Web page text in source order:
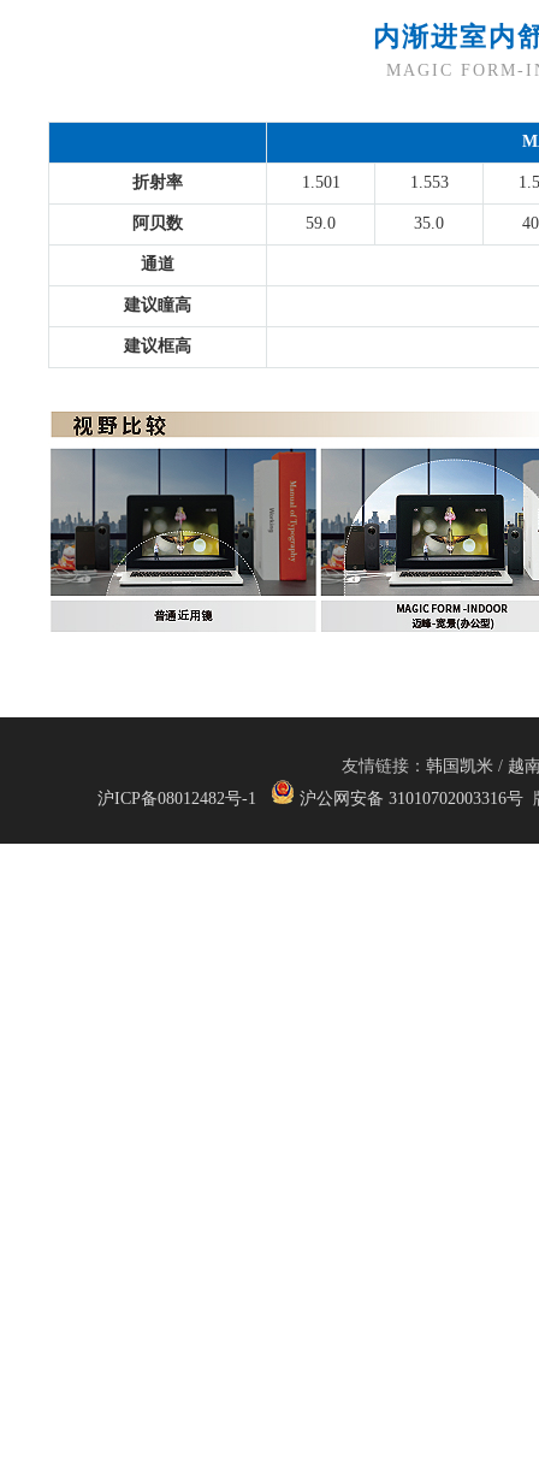
内渐进室内
MAGIC FORM-
折射率 1.501 1.553
阿贝数 59.0 35.0
通道
建议瞳高
建议框高